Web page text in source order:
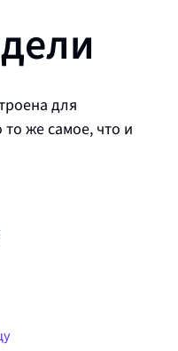
для
же самое, что и